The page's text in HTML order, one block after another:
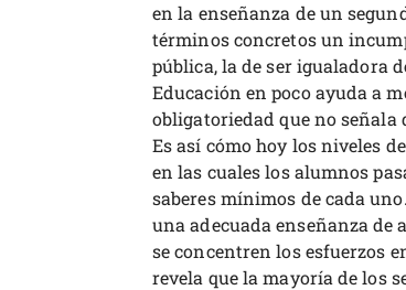
en la enseñanza de un
términos concretos un
pública, la de ser igualadora
Educación en poco ayuda a
obligatoriedad que no señala
Es así cómo hoy los niveles
en las cuales los alumnos
saberes mínimos de cada
una adecuada enseñanza de
se concentren los esfuerzos
revela que la mayoría de los